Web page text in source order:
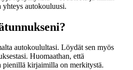
yhteys autokouluusi.
autokoulultasi. Löydät sen myös
Huomaathan, että
pienillä kirjaimilla on merkitystä.